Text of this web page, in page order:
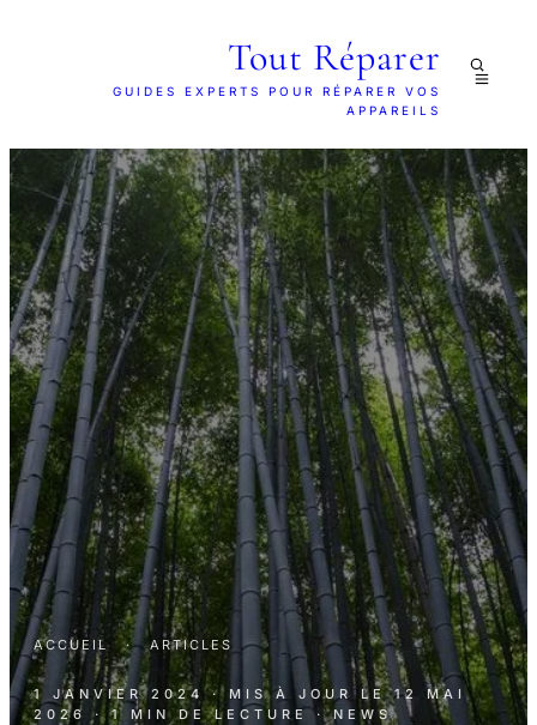
Tout Réparer
GUIDES EXPERTS POUR RÉPARER VOS
APPAREILS
ACCUEIL · ARTICLES
1 JANVIER 2024 · MIS À JOUR LE12 MAI
2026
· 1 MIN DE LECTURE · NEWS